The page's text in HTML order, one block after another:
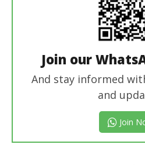
Join our
And stay informed
and
Join